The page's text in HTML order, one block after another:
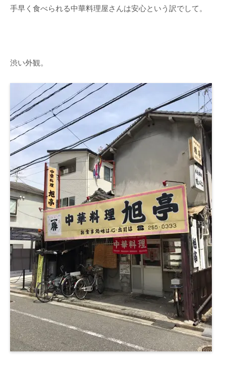
手早く食べられる中華料理屋さんは安心という訳でして。
渋い外観。